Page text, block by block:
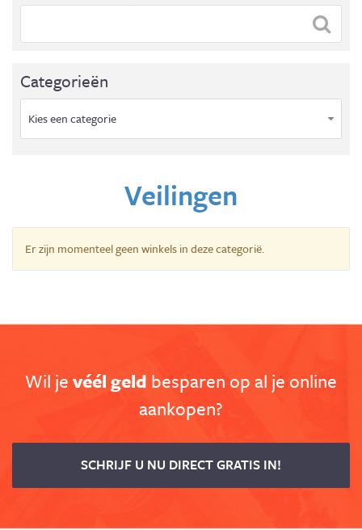
Categorieën
Kies een categorie
Veilingen
Er zijn momenteel geen winkels in deze categorië.
Wil jevéél geld besparen op al je online
aankopen?
SCHRIJF U NU DIRECT GRATIS IN!